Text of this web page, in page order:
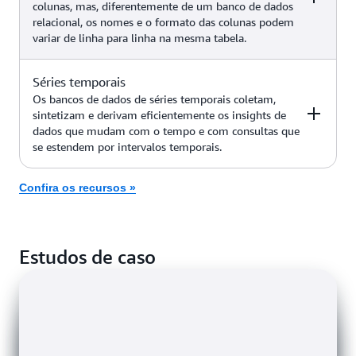
Detecção de fraudes, redes sociais,
mecanismos de recomendação,
casos de uso de IA generativa
(como GraphRAG, detecção
descoberta de novas respostas e
muito mais)
Amazon Neptune
colunas, mas, diferentemente de um banco de dados
relacional, os nomes e o formato das colunas podem
variar de linha para linha na mesma tabela.
Exemplos
Aplicações industriais de grande
escala para manutenção de
equipamentos, gerenciamento de
frota e otimização de rotas
Séries temporais
Os bancos de dados de séries temporais coletam,
sintetizam e derivam eficientemente os insights de
dados que mudam com o tempo e com consultas que
se estendem por intervalos temporais.
Exemplos
(IoT), DevOps, telemetria
Confira os recursos »
Estudos de caso